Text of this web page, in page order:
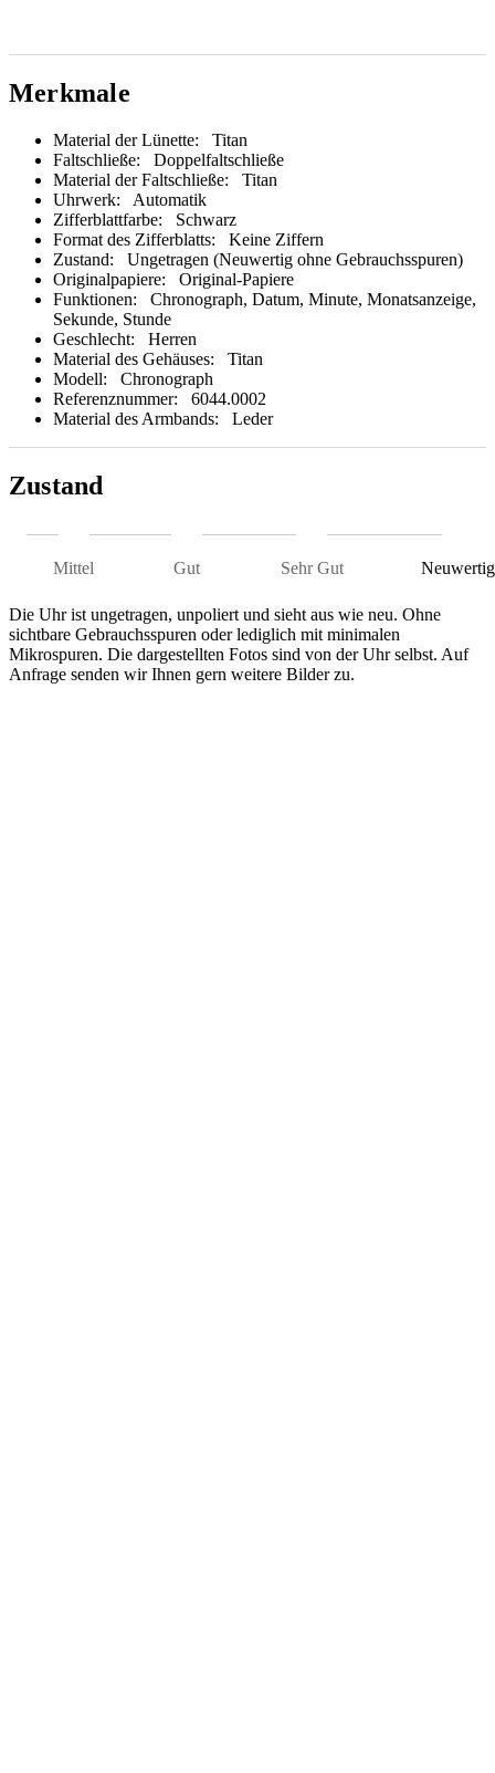
Merkmale
Material der Lünette:
Titan
Faltschließe:
Doppelfaltschließe
Material der Faltschließe:
Titan
Uhrwerk:
Automatik
Zifferblattfarbe:
Schwarz
Format des Zifferblatts:
Keine Ziffern
Zustand:
Ungetragen (Neuwertig ohne Gebrauchsspuren)
Originalpapiere:
Original-Papiere
Funktionen:
Chronograph, Datum, Minute, Monatsanzeige,
Sekunde, Stunde
Geschlecht:
Herren
Material des Gehäuses:
Titan
Modell:
Chronograph
Referenznummer:
6044.0002
Material des Armbands:
Leder
Zustand
Mittel Gut Sehr Gut Neuwertig
Die Uhr ist ungetragen, unpoliert und sieht aus wie neu. Ohne
sichtbare Gebrauchsspuren oder lediglich mit minimalen
Mikrospuren. Die dargestellten Fotos sind von der Uhr selbst. Auf
Anfrage senden wir Ihnen gern weitere Bilder zu.